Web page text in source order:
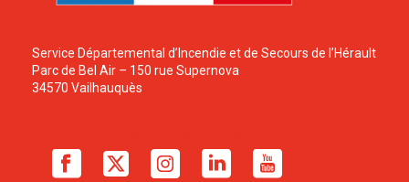
Service Départemental d’Incendie et de Secours de l’Hérault
Parc de Bel Air – 150 rue Supernova
34570 Vailhauquès